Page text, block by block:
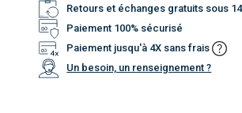
Retours et échanges gratuits sous
Paiement 100% sécurisé
Paiement jusqu'à 4X sans frais
Un besoin, un renseignement ?